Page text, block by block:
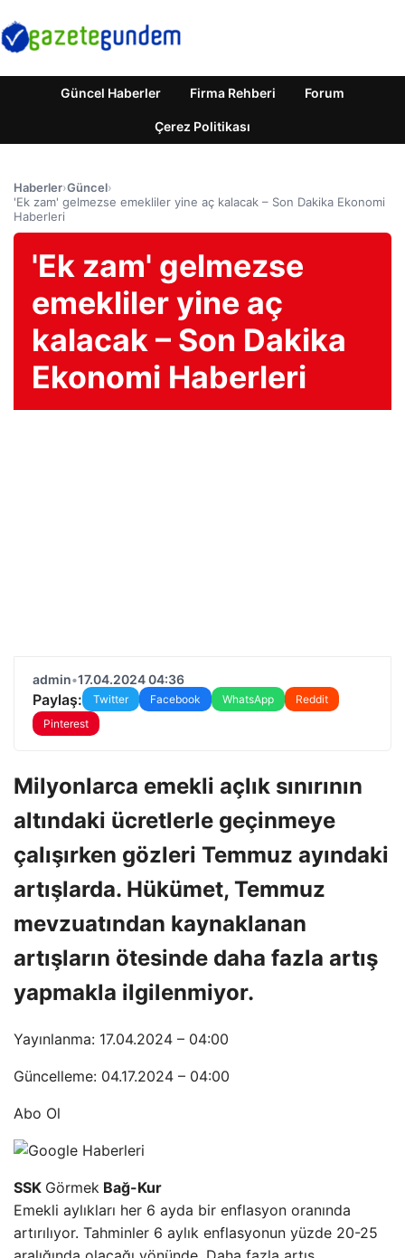
Güncel Haberler Firma Rehberi Forum
Çerez Politikası
Haberler›Güncel›
'Ek zam' gelmezse emekliler yine aç kalacak – Son Dakika Ekonomi
Haberleri
'Ek zam' gelmezse
emekliler yine aç
kalacak – Son Dakika
Ekonomi Haberleri
admin•17.04.2024 04:36
Paylaş: Twitter Facebook WhatsApp
Reddit
Pinterest
Milyonlarca emekli açlık sınırının
altındaki ücretlerle geçinmeye
çalışırken gözleri Temmuz ayındaki
artışlarda. Hükümet, Temmuz
mevzuatından kaynaklanan
artışların ötesinde daha fazla artış
yapmakla ilgilenmiyor.
Yayınlanma: 17.04.2024 – 04:00
Güncelleme: 04.17.2024 – 04:00
Abo Ol
SSK Görmek Bağ-Kur
Emekli aylıkları her 6 ayda bir enflasyon oranında
artırılıyor. Tahminler 6 aylık enflasyonun yüzde 20-25